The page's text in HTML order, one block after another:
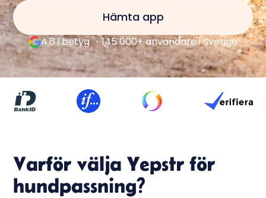
Hämta app
4.6 i betyg ・145 000+ användare i Sverige
Varför välja Yepstr för
hundpassning?